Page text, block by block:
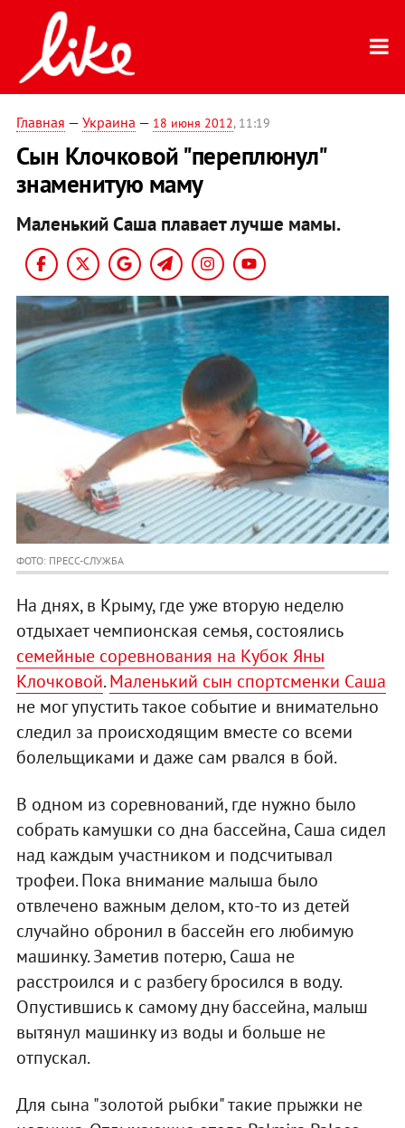
Главная — Украина — 18 июня 2012, 11:19
Сын Клочковой "переплюнул"
знаменитую маму
Маленький Саша плавает лучше мамы.
ФОТО: ПРЕСС-СЛУЖБА
На днях, в Крыму, где уже вторую неделю
отдыхает чемпионская семья, состоялись
семейные соревнования на Кубок Яны
Клочковой.Маленький сын спортсменки Саша
не мог упустить такое событие и внимательно
следил за происходящим вместе со всеми
болельщиками и даже сам рвался в бой.
В одном из соревнований, где нужно было
собрать камушки со дна бассейна, Саша сидел
над каждым участником и подсчитывал
трофеи. Пока внимание малыша было
отвлечено важным делом, кто-то из детей
случайно обронил в бассейн его любимую
машинку. Заметив потерю, Саша не
расстроился и с разбегу бросился в воду.
Опустившись к самому дну бассейна, малыш
вытянул машинку из воды и больше не
отпускал.
Для сына "золотой рыбки" такие прыжки не